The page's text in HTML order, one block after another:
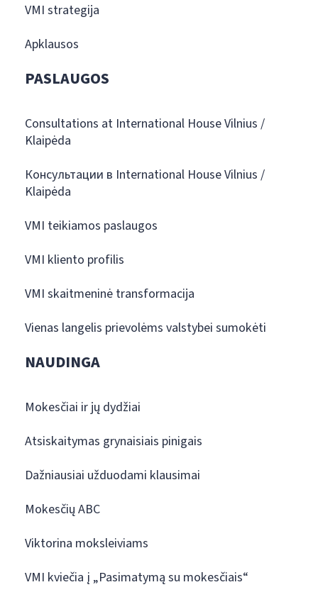
VMI strategija
Apklausos
PASLAUGOS
Consultations at International House Vilnius /
Klaipėda
Консультации в International House Vilnius /
Klaipėda
VMI teikiamos paslaugos
VMI kliento profilis
VMI skaitmeninė transformacija
Vienas langelis prievolėms valstybei sumokėti
NAUDINGA
Mokesčiai ir jų dydžiai
Atsiskaitymas grynaisiais pinigais
Dažniausiai užduodami klausimai
Mokesčių ABC
Viktorina moksleiviams
VMI kviečia į „Pasimatymą su mokesčiais“